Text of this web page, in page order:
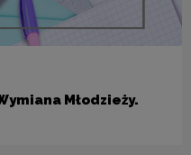
Młodzieży.